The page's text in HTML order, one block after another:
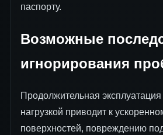
паспорту.
Возможные
игнорирования
Продолжительная
нагрузкой приводит к
поверхностей, повреждению